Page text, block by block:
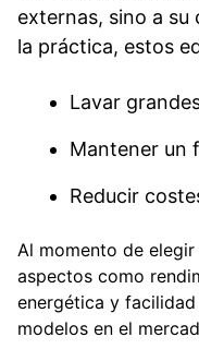
externas, sino a su
la práctica, estos
Lavar
Mantener un
Reducir
Al momento de
aspectos como
energética y
modelos en el